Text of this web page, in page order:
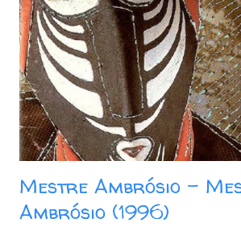
Unidos da Avenida na década de 70, é
batida especial do surdo que faz a marcação
Barra da saia 02. Godê pavão 03. Abelha
amor 05. Coqueiro novo 06. O canto do
Mestre Ambrósio -
Ambrósio (1996)